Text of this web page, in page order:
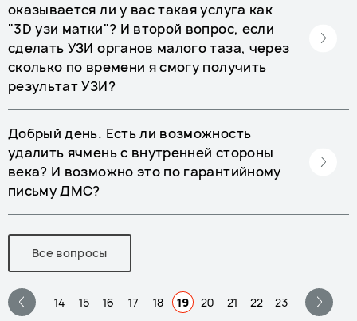
оказывается ли у вас такая услуга как
"3D узи матки"? И второй вопрос, если
сделать УЗИ органов малого таза, через
сколько по времени я смогу получить
результат УЗИ?
Добрый день. Есть ли возможность
удалить ячмень с внутренней стороны
века? И возможно это по гарантийному
письму ДМС?
Все вопросы
14 15 16 17 18 19 20 21 22 23